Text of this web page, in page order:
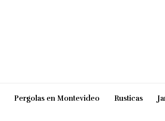
Pergolas en Montevideo Rusticas